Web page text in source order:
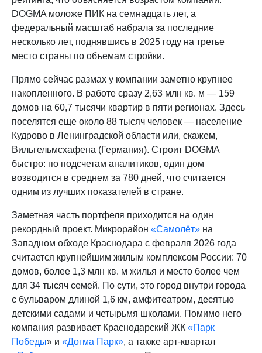
DOGMA моложе ПИК на семнадцать лет, а
федеральный масштаб набрала за последние
несколько лет, поднявшись в 2025 году на третье
место страны по объемам стройки.
Прямо сейчас размах у компании заметно крупнее
накопленного. В работе сразу 2,63 млн кв. м — 159
домов на 60,7 тысячи квартир в пяти регионах. Здесь
поселятся еще около 88 тысяч человек — население
Кудрово в Ленинградской области или, скажем,
Вильгельмсхафена (Германия). Строит DOGMA
быстро: по подсчетам аналитиков, один дом
возводится в среднем за 780 дней, что считается
одним из лучших показателей в стране.
Заметная часть портфеля приходится на один
рекордный проект. Микрорайон «Самолёт» на
Западном обходе Краснодара с февраля 2026 года
считается крупнейшим жилым комплексом России: 70
домов, более 1,3 млн кв. м жилья и место более чем
для 34 тысяч семей. По сути, это город внутри города
с бульваром длиной 1,6 км, амфитеатром, десятью
детскими садами и четырьмя школами. Помимо него
компания развивает Краснодарский ЖК «Парк
Победы» и «Догма Парк», а также арт-квартал